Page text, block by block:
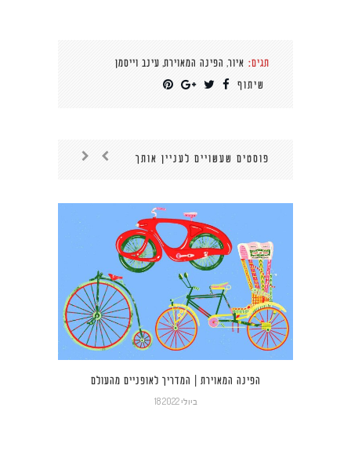
תגים: איור, הפינה המאוירת, עינב וייסמן
שיתוף
פוסטים שעשויים לעניין אותך
הפינה המאוירת | המדריך לאופניים מהעולם
18 ביולי 2022